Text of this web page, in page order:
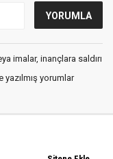
imalar, inançlara saldırı
yorumlar